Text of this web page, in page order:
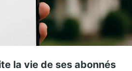
la vie de ses abonnés